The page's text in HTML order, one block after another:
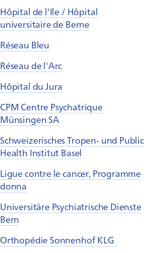
Hôpital de l'Ile / Hôpital
universitaire de Berne
Réseau Bleu
Réseau de l'Arc
Hôpital du Jura
CPM Centre Psychatrique
Münsingen SA
Schweizerisches Tropen- und Public
Health Institut Basel
Ligue contre le cancer, Programme
donna
Universitäre Psychiatrische Dienste
Bern
Orthopédie Sonnenhof KLG